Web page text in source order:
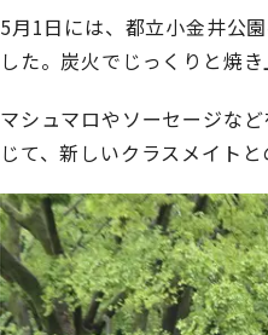
5月1日には、都立小金井公
した。炭火でじっくりと焼
マシュマロやソーセージな
じて、新しいクラスメイト